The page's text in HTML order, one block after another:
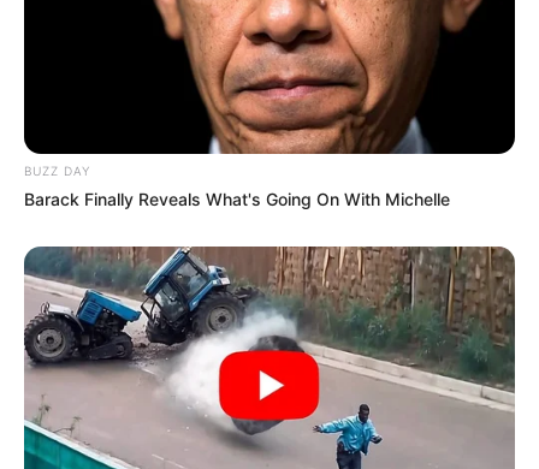
MOVIE
തമിഴിൽ മാത്രമല്ല മലയാളികൾക്കുമുണ്ട് ഹിപ്പ്
ഹോപ്പ്; സോഷ്യൽ മീഡിയകളിൽ തരംഗമായ്
‘സാവുസായ്’
BUZZ DAY
Barack Finally Reveals What's Going On With Michelle